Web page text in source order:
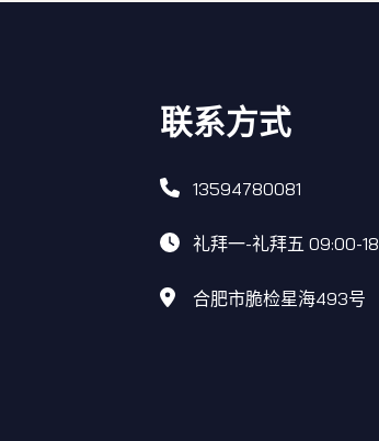
联系方式
13594780081
礼拜一-礼拜五 09:00-
合肥市脆检星海493号